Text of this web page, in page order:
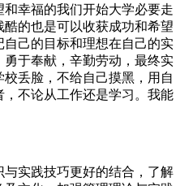
幸福的我们开始大学必要走
的也是可以收获成功和希望
己的目标和理想在自己的实
于奉献，辛勤劳动，最终实
丢脸，不给自己摸黑，用自
不论从工作还是学习。我能
实践技巧更好的结合，了解